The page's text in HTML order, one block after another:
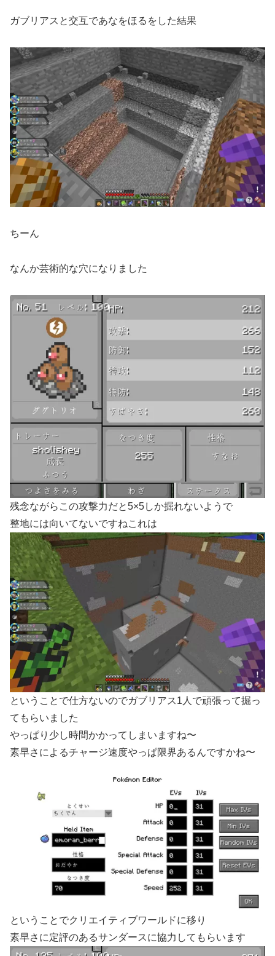
ガブリアスと交互であなをほるをした結果
ちーん
なんか芸術的な穴になりました
残念ながらこの攻撃力だと5×5しか掘れないようで
整地には向いてないですねこれは
ということで仕方ないのでガブリアス1人で頑張って掘っ
てもらいました
やっぱり少し時間かかってしまいますね〜
素早さによるチャージ速度やっぱ限界あるんですかね〜
ということでクリエイティブワールドに移り
素早さに定評のあるサンダースに協力してもらいます